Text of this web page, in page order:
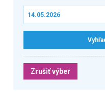
Zrušiť výber